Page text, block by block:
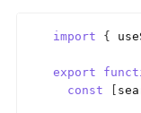
import {
export
const